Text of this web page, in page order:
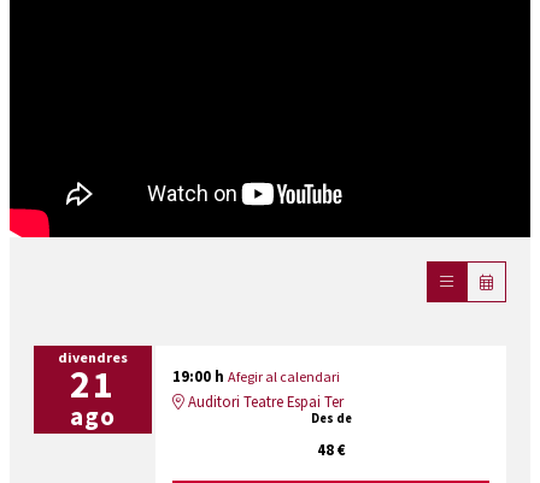
divendres
21
ago
19:00 h Afegir al calendari
Auditori Teatre Espai Ter
Des de
48 €